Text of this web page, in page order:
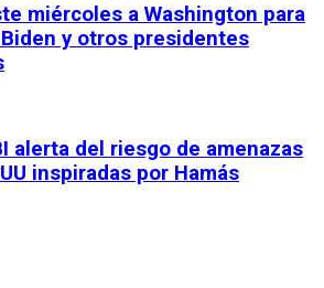
miércoles a Washington para
y otros presidentes
alerta del riesgo de amenazas
inspiradas por Hamás